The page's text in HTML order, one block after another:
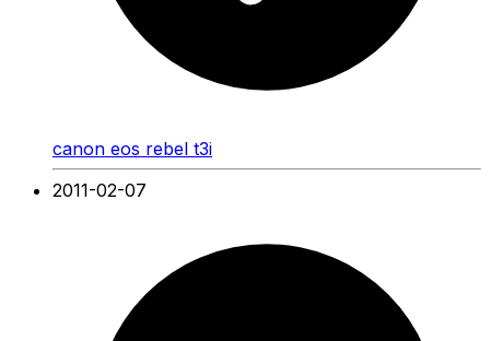
canon eos rebel t3i
2011-02-07